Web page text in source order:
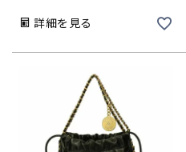
詳細を見る